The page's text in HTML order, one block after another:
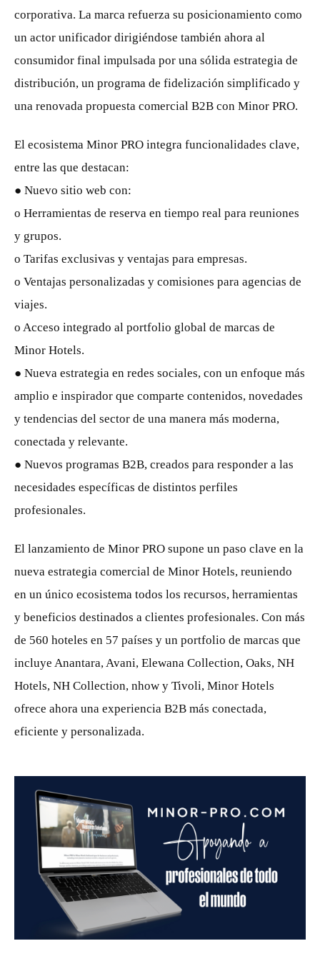
corporativa. La marca refuerza su posicionamiento como
un actor unificador dirigiéndose también ahora al
consumidor final impulsada por una sólida estrategia de
distribución, un programa de fidelización simplificado y
una renovada propuesta comercial B2B con Minor PRO.
El ecosistema Minor PRO integra funcionalidades clave,
entre las que destacan:
● Nuevo sitio web con:
o Herramientas de reserva en tiempo real para reuniones
y grupos.
o Tarifas exclusivas y ventajas para empresas.
o Ventajas personalizadas y comisiones para agencias de
viajes.
o Acceso integrado al portfolio global de marcas de
Minor Hotels.
● Nueva estrategia en redes sociales, con un enfoque más
amplio e inspirador que comparte contenidos, novedades
y tendencias del sector de una manera más moderna,
conectada y relevante.
● Nuevos programas B2B, creados para responder a las
necesidades específicas de distintos perfiles
profesionales.
El lanzamiento de Minor PRO supone un paso clave en la
nueva estrategia comercial de Minor Hotels, reuniendo
en un único ecosistema todos los recursos, herramientas
y beneficios destinados a clientes profesionales. Con más
de 560 hoteles en 57 países y un portfolio de marcas que
incluye Anantara, Avani, Elewana Collection, Oaks, NH
Hotels, NH Collection, nhow y Tivoli, Minor Hotels
ofrece ahora una experiencia B2B más conectada,
eficiente y personalizada.